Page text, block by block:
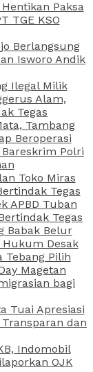
Paksa
TGE KSO
Berlangsung
Isworo Andik
Ilegal Milik
Alam,
Tegas
Tambang
Beroperasi
Polri
Toko Miras
Tegas
APBD Tuban
Tegas
Babak Belur
Hukum Desak
Tebang Pilih
Magetan
bagi
Tuai Apresiasi
dan
Indomobil
OJK